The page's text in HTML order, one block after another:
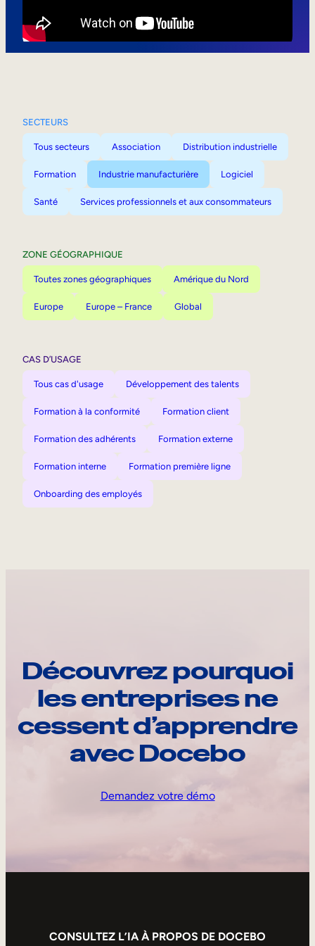
SECTEURS
Tous secteurs Association Distribution industrielle
Formation Industrie manufacturière Logiciel
Santé Services professionnels et aux consommateurs
ZONE GÉOGRAPHIQUE
Toutes zones géographiques Amérique du Nord
Europe Europe – France Global
CAS D’USAGE
Tous cas d'usage Développement des talents
Formation à la conformité Formation client
Formation des adhérents Formation externe
Formation interne Formation première ligne
Onboarding des employés
Découvrez pourquoi
les entreprises ne
cessent d’apprendre
avec Docebo
Demandez votre démo
CONSULTEZ L’IA À PROPOS DE DOCEBO